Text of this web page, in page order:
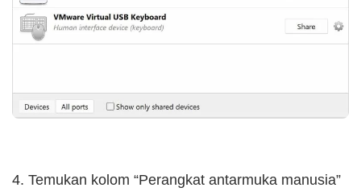
4. Temukan kolom “Perangkat antarmuka manusia”